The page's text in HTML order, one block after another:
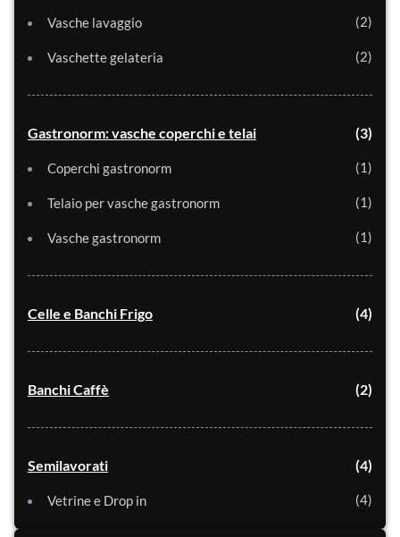
Vasche lavaggio 2
Vaschette gelateria 2
Gastronorm: vasche coperchi e telai 3
Coperchi gastronorm 1
Telaio per vasche gastronorm 1
Vasche gastronorm 1
Celle e Banchi Frigo 4
Banchi Caffè 2
Semilavorati 4
Vetrine e Drop in 4